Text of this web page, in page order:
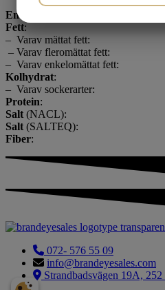
Energi
Fett:
– ­ Varav mättat fett:
­ – Varav fleromättat fett:
– ­ Varav enkelomättat fett:
Kolhydrat:
– Varav sockerarter:
Protein:
Salt (NACL):
Salt (SALTEQ):
Fiber:
072- 576 55 09
info@brandeyesales.com
Strandbadsvägen 19A,
MARKNADSFÖRING